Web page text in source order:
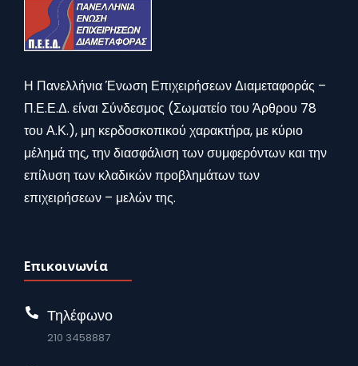
Η Πανελλήνια Ένωση Επιχειρήσεων Διαμεταφοράς –
Π.Ε.Ε.Δ. είναι Σύνδεσμος (Σωματείο του Άρθρου 78
του Α.Κ.), μη κερδοσκοπικού χαρακτήρα, με κύριο
μέλημά της, την διασφάλιση των συμφερόντων και την
επίλυση των κλαδικών προβλημάτων των
επιχειρήσεων – μελών της.
Επικοινωνία
Τηλέφωνο
210 3458887